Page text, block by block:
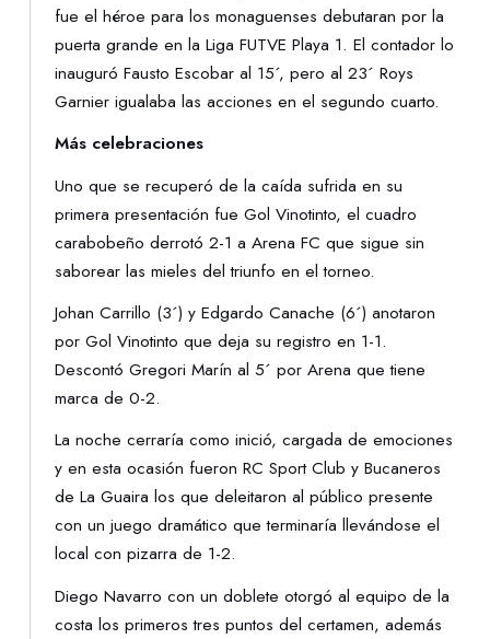
fue el héroe para los monaguenses debutaran por la
puerta grande en la Liga FUTVE Playa 1. El contador lo
inauguró Fausto Escobar al 15´, pero al 23´ Roys
Garnier igualaba las acciones en el segundo cuarto.
Más celebraciones
Uno que se recuperó de la caída sufrida en su
primera presentación fue Gol Vinotinto, el cuadro
carabobeño derrotó 2-1 a Arena FC que sigue sin
saborear las mieles del triunfo en el torneo.
Johan Carrillo (3´) y Edgardo Canache (6´) anotaron
por Gol Vinotinto que deja su registro en 1-1.
Descontó Gregori Marín al 5´ por Arena que tiene
marca de 0-2.
La noche cerraría como inició, cargada de emociones
y en esta ocasión fueron RC Sport Club y Bucaneros
de La Guaira los que deleitaron al público presente
con un juego dramático que terminaría llevándose el
local con pizarra de 1-2.
Diego Navarro con un doblete otorgó al equipo de la
costa los primeros tres puntos del certamen, además